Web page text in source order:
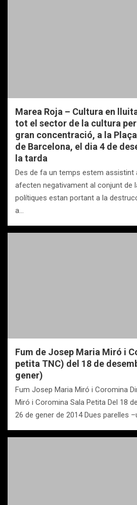
Marea Roja – Cultura en
tot el sector de la cultura
gran concentració, a la
de Barcelona, el dia 4 de
la tarda
Des de fa un temps estem assistint
afecten negativament al conjunt de
polítiques estan portant a la
a…
Fum de Josep Maria Miró i
petita TNC) del 18 de
gener)
Fum Josep Maria Miró i Coromina
Miró i Coromina Sala Petita Del 18
26 de gener de 2014 Dues parelles